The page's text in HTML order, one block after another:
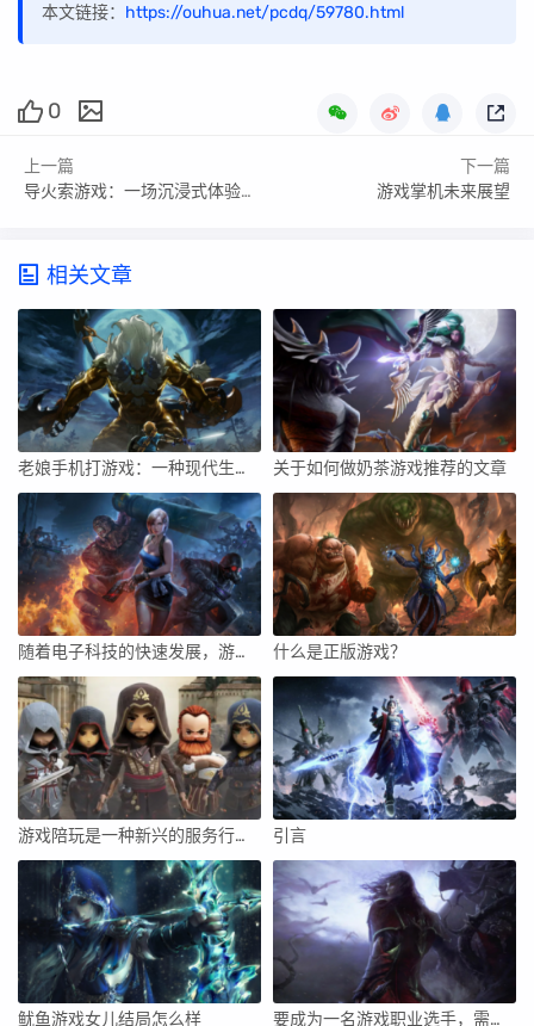
本文链接： https://ouhua.net/pcdq/59780.html
0
上一篇
导火索游戏：一场沉浸式体验的探索
下一篇
游戏掌机未来展望
相关文章
老娘手机打游戏：一种现代生活的娱乐方式 关于如何做奶茶游戏推荐的文章
随着电子科技的快速发展，游戏本已经逐渐成为了现代人们追求高品质游戏体验的重要工具。而性价比，无疑是大多数玩家在选择游戏本时首要考虑的因素之一。本文将围绕最近性价比游戏本进行深入分析，帮助读者更好地了解这一领域的具体情况。 什么是正版游戏？
游戏陪玩是一种新兴的服务行业，随着网络游戏的普及和玩家需求的多样化，越来越多的人开始选择寻找游戏陪玩来满足自己的游戏需求。作为一名游戏陪玩，不仅需要具备一定的游戏技能和经验，还需要具备良好的沟通能力和服务态度。下面将从多个方面探讨如何成为一名优秀的游戏陪玩。 引言
鱿鱼游戏女儿结局怎么样 要成为一名游戏职业选手，需要经过一系列的准备和努力。这不仅仅是一个兴趣或爱好，而是一种职业选择，需要长期的专注和训练。以下是一些建议，希望能帮助你走上这条道路。